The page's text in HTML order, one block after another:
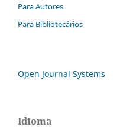
Para Autores
Para Bibliotecários
Open Journal Systems
Idioma